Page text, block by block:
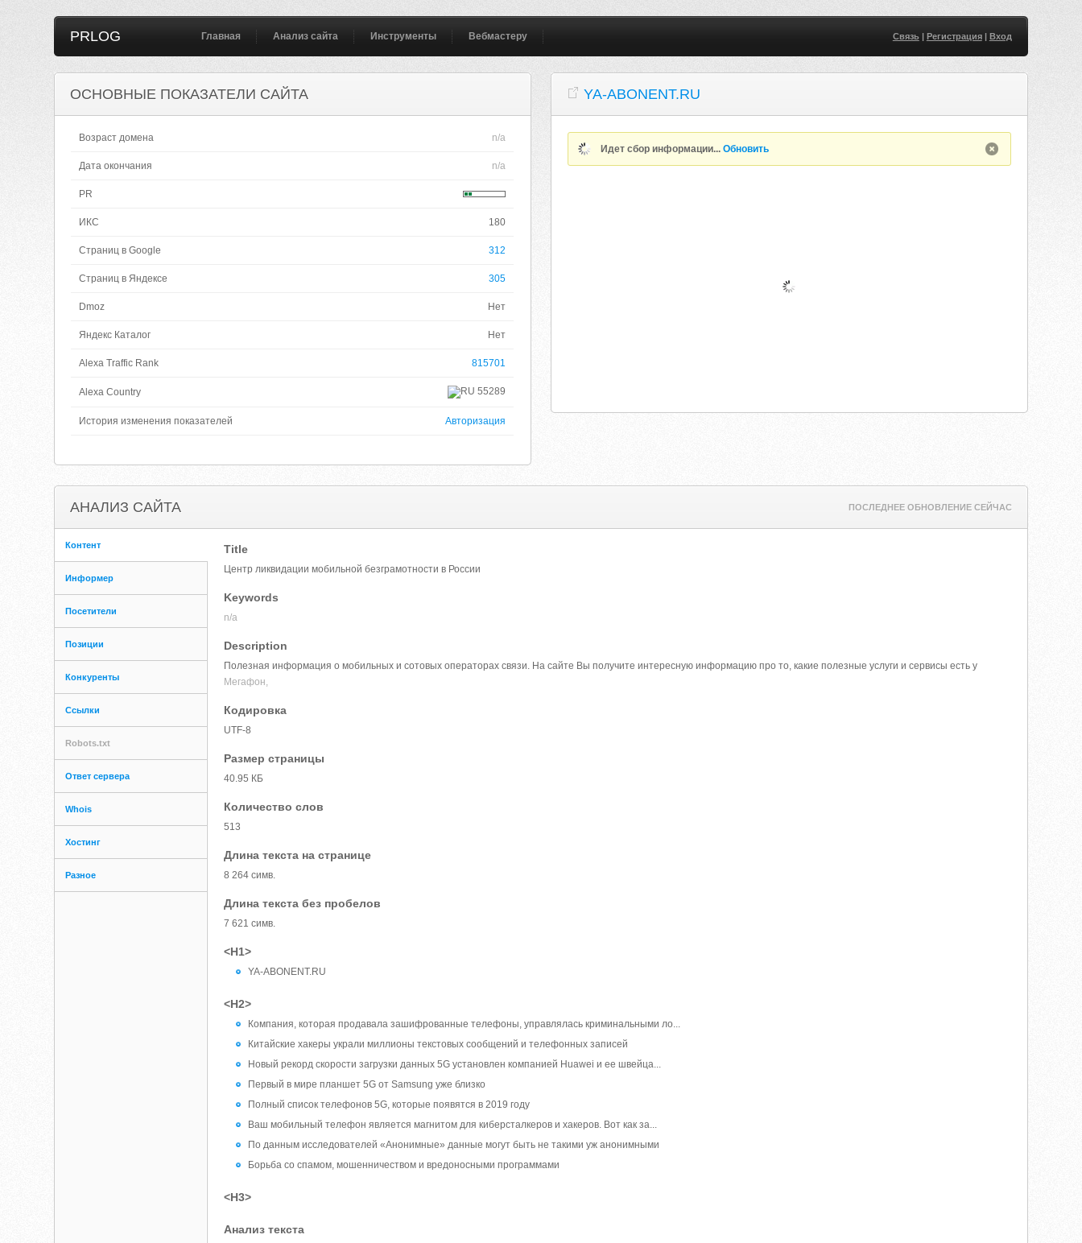
PRLOG Главная Анализ сайта Инструменты Вебмастеру Связь| Регистрация| Вход
ОСНОВНЫЕ ПОКАЗАТЕЛИ САЙТА
Возраст домена n/a
Дата окончания n/a
PR
ИКС 180
Страниц в Google 312
Страниц в Яндексе 305
Dmoz Нет
Яндекс Каталог Нет
Alexa Traffic Rank 815701
Alexa Country 55289
История изменения показателей Авторизация
YA-ABONENT.RU
Идет сбор информации...Обновить
АНАЛИЗ САЙТА ПОСЛЕДНЕЕ ОБНОВЛЕНИЕ СЕЙЧАС
Контент
Информер
Посетители
Позиции
Конкуренты
Ссылки
Robots.txt
Ответ сервера
Whois
Хостинг
Разное
Title
Центр ликвидации мобильной безграмотности в России
Keywords
n/a
Description
Полезная информация о мобильных и сотовых операторах связи. На сайте Вы получите интересную информацию про то, какие полезные услуги и сервисы есть у
Мегафон,
Кодировка
UTF-8
Размер страницы
40.95 КБ
Количество слов
513
Длина текста на странице
8 264 симв.
Длина текста без пробелов
7 621 симв.
<H1>
YA-ABONENT.RU
<H2>
Компания, которая продавала зашифрованные телефоны, управлялась криминальными ло...
Китайские хакеры украли миллионы текстовых сообщений и телефонных записей
Новый рекорд скорости загрузки данных 5G установлен компанией Huawei и ее швейца...
Первый в мире планшет 5G от Samsung уже близко
Полный список телефонов 5G, которые появятся в 2019 году
Ваш мобильный телефон является магнитом для киберсталкеров и хакеров. Вот как за...
По данным исследователей «Анонимные» данные могут быть не такими уж анонимными
Борьба со спамом, мошенничеством и вредоносными программами
<H3>
Анализ текста